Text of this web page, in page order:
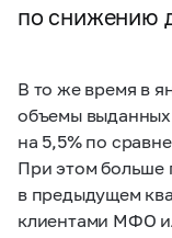
по снижению
В то же время в
объемы выданных
на 5,5% по
При этом больше
в предыдущем
клиентами МФО